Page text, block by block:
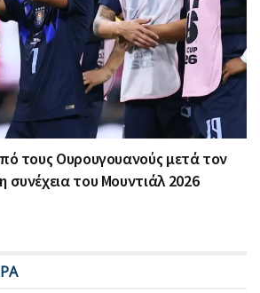
τους Ουρουγουανούς μετά τον
του Μουντιάλ 2026